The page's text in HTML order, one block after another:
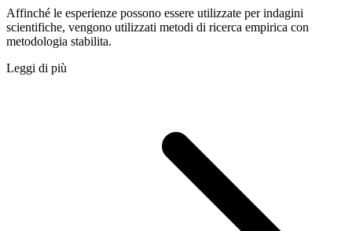
Affinché le esperienze possono essere utilizzate per indagini
scientifiche, vengono utilizzati metodi di ricerca empirica con
metodologia stabilita.
Leggi di più